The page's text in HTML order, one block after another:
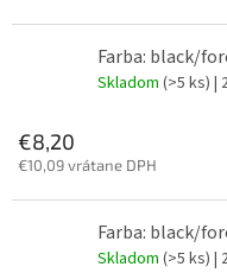
Farba: black/
Skladom (>5 ks) |
€8,20
€10,09 vrátane DPH
Farba: black/
Skladom (>5 ks) |